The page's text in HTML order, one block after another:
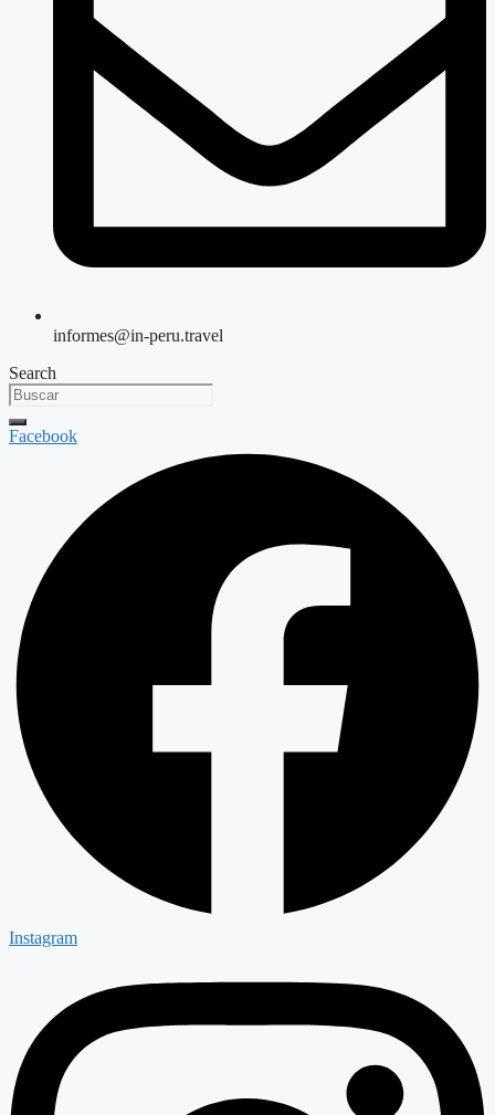
informes@in-peru.travel
Search
Facebook
Instagram